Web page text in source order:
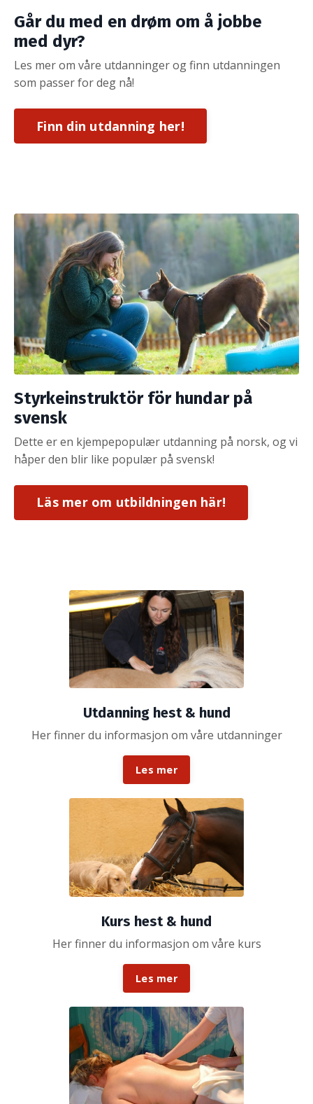
Går du med en drøm om å jobbe
med dyr?
Les mer om våre utdanninger og finn utdanningen
som passer for deg nå!
Finn din utdanning her!
Styrkeinstruktör för hundar på
svensk
Dette er en kjempepopulær utdanning på norsk, og vi
håper den blir like populær på svensk!
Läs mer om utbildningen här!
Utdanning hest & hund
Her finner du informasjon om våre utdanninger
Les mer
Kurs hest & hund
Her finner du informasjon om våre kurs
Les mer